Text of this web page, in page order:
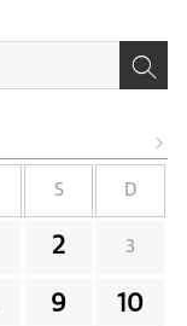
S D
2 3
9 10